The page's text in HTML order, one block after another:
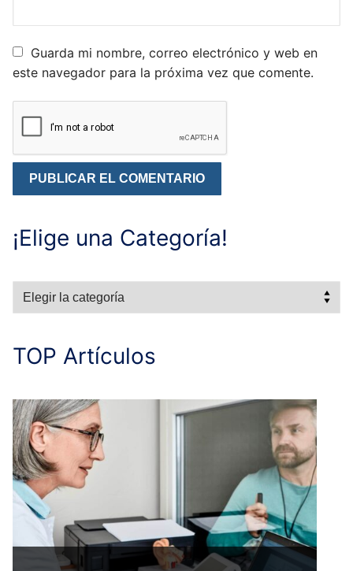
Guarda mi nombre, correo electrónico y web en
este navegador para la próxima vez que comente.
¡Elige una Categoría!
Categorías
TOP Artículos